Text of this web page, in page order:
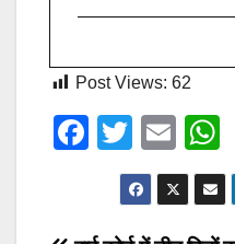
Post Views: 62
F
T
wi
tt
E
m
ail